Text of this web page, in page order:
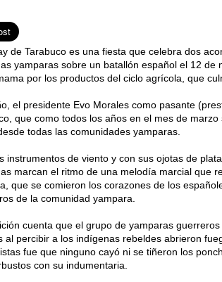
de Tarabuco es una fiesta que celebra dos
yamparas sobre un batallón español el 12
por los productos del ciclo agrícola, que
el presidente Evo Morales como pasante
que como todos los años en el mes de
todas las comunidades yamparas.
instrumentos de viento y con sus ojotas de
marcan el ritmo de una melodía marcial que
que se comieron los corazones de los
de la comunidad yampara.
cuenta que el grupo de yamparas
al percibir a los indígenas rebeldes abrieron
fue que ninguno cayó ni se tiñeron los
con su indumentaria.